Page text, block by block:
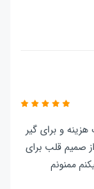
و برای گیر
صمیم قلب برای
ممنونم